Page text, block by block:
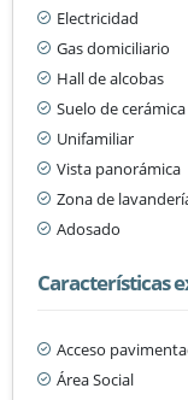
Electricidad
Gas domiciliario
Hall de alcobas
Suelo de
Unifamiliar
Vista panorámica
Zona de
Adosado
Características
Acceso
Área Social